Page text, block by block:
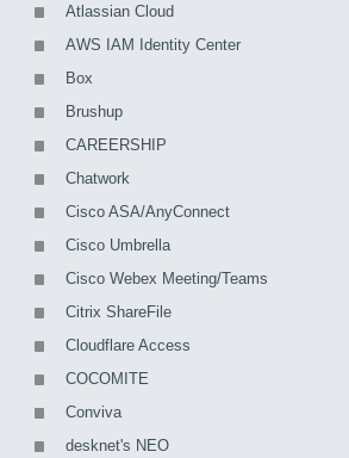
ルアドレス」です。
IIJ IDサービス内の各ユーザ共通の
ワークフローIIの「メールアドレ
楽々ワークフローIIとのSAML設定
ークフローII内の「会社識別子」の
す。
「会社識別子」は、楽々ワークフ
グインし、「システム管理」の
Atlassian Cloud
AWS IAM Identity Center
Box
Brushup
CAREERSHIP
Chatwork
Cisco ASA/AnyConnect
Cisco Umbrella
Cisco Webex Meeting/Teams
Citrix ShareFile
Cloudflare Access
COCOMITE
Conviva
desknet's NEO